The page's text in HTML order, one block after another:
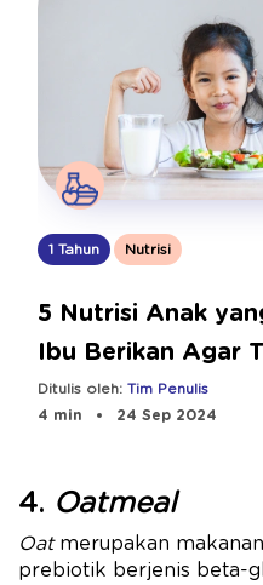
1 Tahun Nutrisi
5 Nutrisi Anak
Ibu Berikan Agar
Optimal
Ditulis oleh: Tim Penulis
4 min
24 Sep 2024
4. Oatmeal
Oat merupakan
prebiotik berjenis beta-